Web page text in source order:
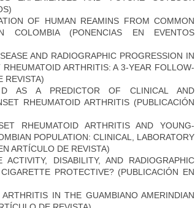
OF HUMAN REAMINS FROM COMMON
COLOMBIA (PONENCIAS EN EVENTOS
AND RADIOGRAPHIC PROGRESSION IN
ARTHRITIS: A 3-YEAR FOLLOW-
REVISTA)
AS A PREDICTOR OF CLINICAL AND
RHEUMATOID ARTHRITIS (PUBLICACIÓN
RHEUMATOID ARTHRITIS AND YOUNG-
POPULATION: CLINICAL, LABORATORY
ARTÍCULO DE REVISTA)
DISABILITY, AND RADIOGRAPHIC
PROTECTIVE? (PUBLICACIÓN EN
IN THE GUAMBIANO AMERINDIAN